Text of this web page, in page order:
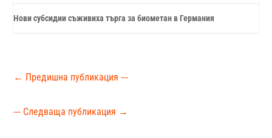
Нови субсидии съживиха търга за биометан в Германия
← Предишна публикация ---
--- Следваща публикация →